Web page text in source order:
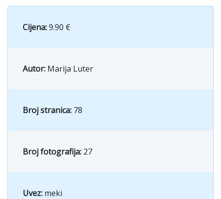
Cijena:9.90 €
Autor: Marija Luter
Broj stranica: 78
Broj fotografija: 27
Uvez: meki